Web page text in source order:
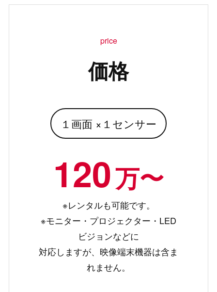
price
価格
１画面 ×１センサー
120万〜
※レンタルも可能です。
※モニター・プロジェクター・LED
ビジョンなどに
対応しますが、映像端末機器は含ま
れません。